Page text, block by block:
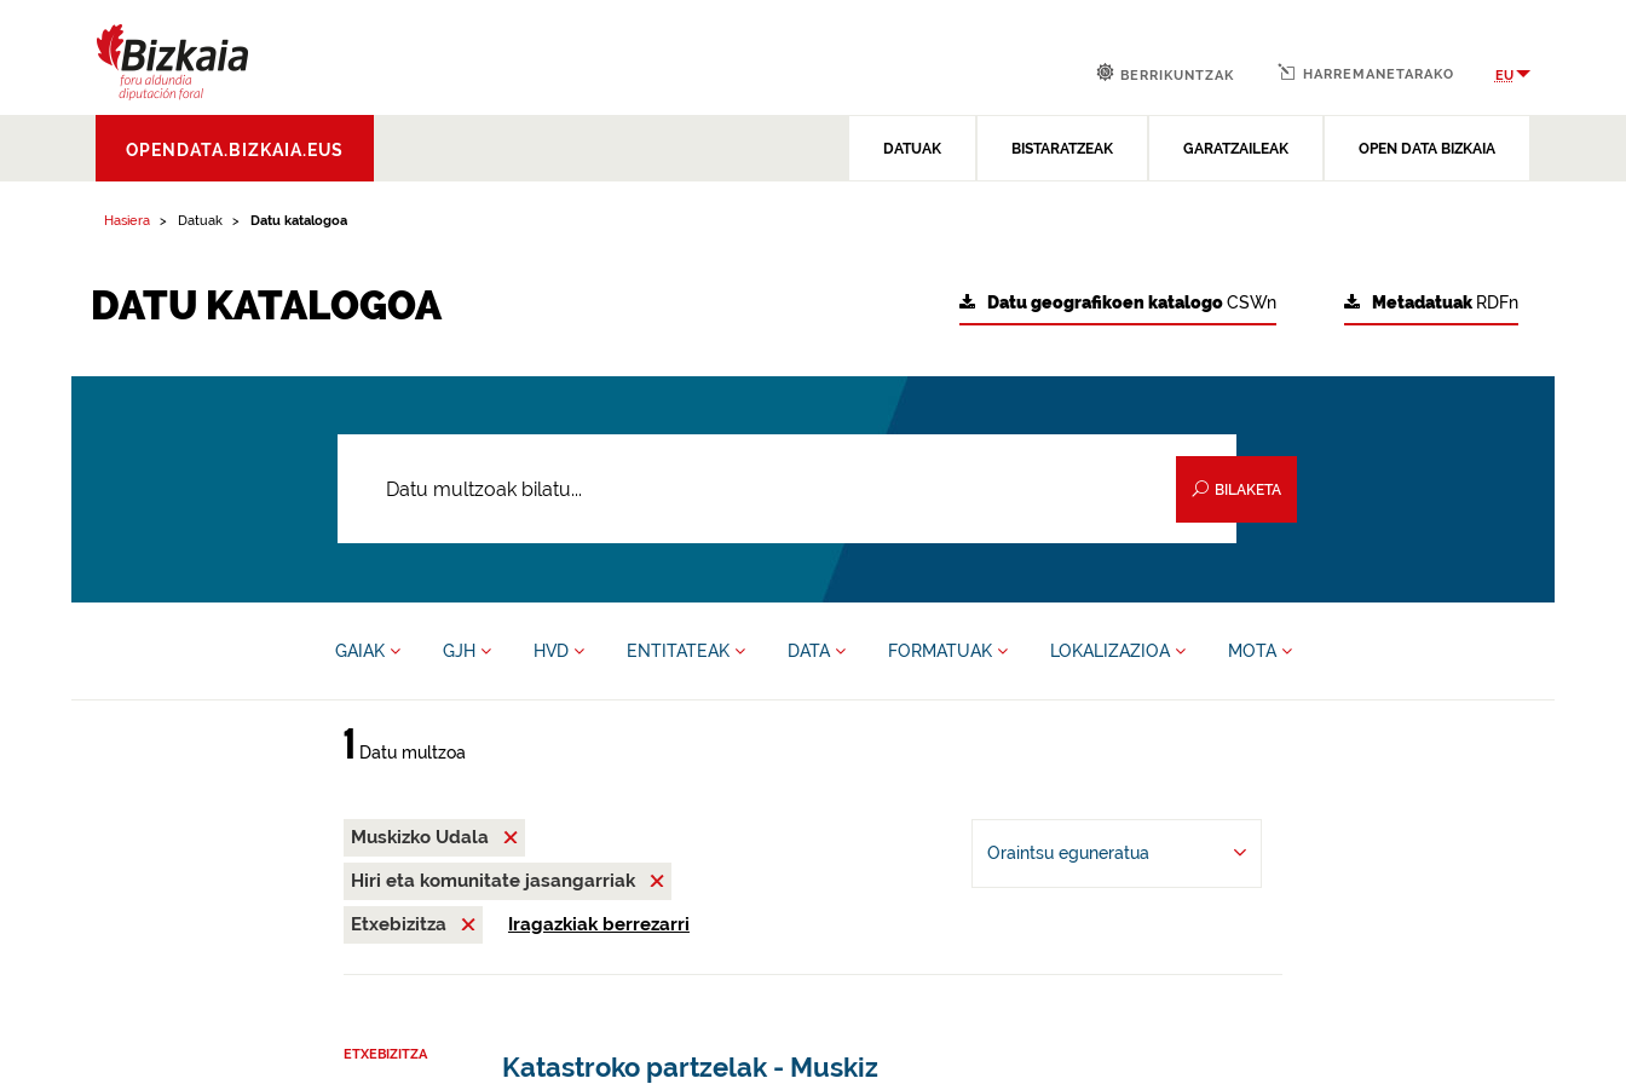
Aldundia.Diputacion
Foral de Bizkaia
OPENDATA.BIZKAIA.EUS DATUAK BISTARATZEAK GARATZAILEAK OPEN DATA BIZKAIA
BERRIKUNTZAK HARREMANETARAKO EU
Hasiera Datuak Datu katalogoa
DATU KATALOGOA Metadatuak RDFn
Datu geografikoen katalogoCSWn
BILAKETA
GAIAK GJH HVD ENTITATEAK DATA FORMATUAK LOKALIZAZIOA MOTA
1 Datu multzoa
Muskizko Udala
Hiri eta komunitate jasangarriak
Etxebizitza
Iragazkiak berrezarri
Oraintsu eguneratua
ETXEBIZITZA Katastroko partzelak - Muskiz